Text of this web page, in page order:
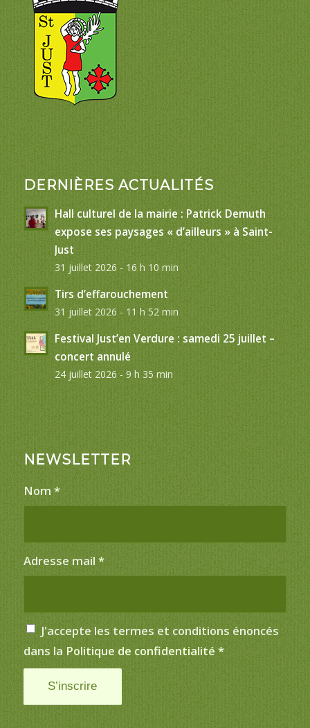
DERNIÈRES ACTUALITÉS
Hall culturel de la mairie : Patrick Demuth
expose ses paysages « d’ailleurs » à Saint-
Just
31 juillet 2026 - 16 h 10 min
Tirs d’effarouchement
31 juillet 2026 - 11 h 52 min
Festival Just’en Verdure : samedi 25 juillet –
concert annulé
24 juillet 2026 - 9 h 35 min
NEWSLETTER
Nom *
Adresse mail *
J'accepte les termes et conditions énoncés
dans la Politique de confidentialité *